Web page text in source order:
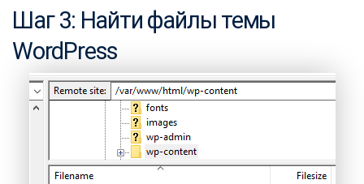
Шаг 3: Найти файлы темы
WordPress